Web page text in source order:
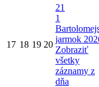
17 18 19 20
21
1
jarmok
Zobraziť
všetky
záznamy z
dňa